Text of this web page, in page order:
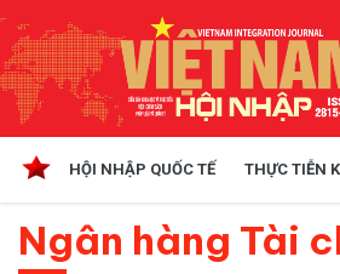
HỘI NHẬP QUỐC TẾ THỰC TIỄN
Ngân hàng Tài